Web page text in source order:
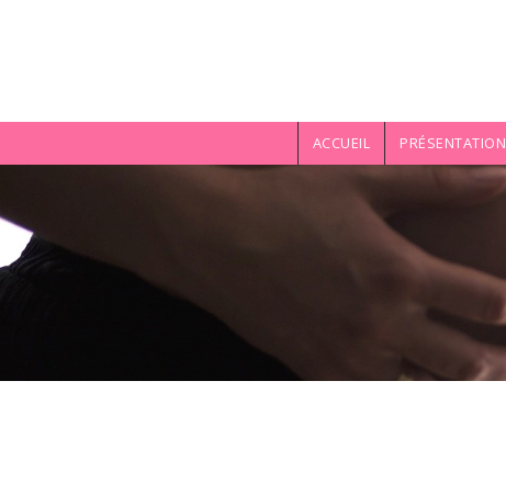
ACCUEIL PRÉSENTATION